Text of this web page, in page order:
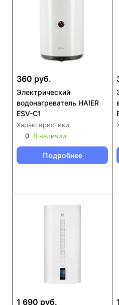
360 руб.
Электрический
водонагреватель HAIER
ESV-C1
Характеристики
0 В наличии
Подробнее
1 690 руб.